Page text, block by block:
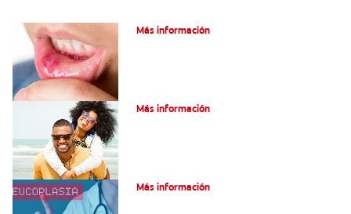
Más información
Más información
Más información